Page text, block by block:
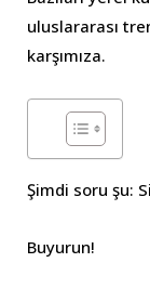
uluslararası
karşımıza.
Şimdi soru şu:
Buyurun!